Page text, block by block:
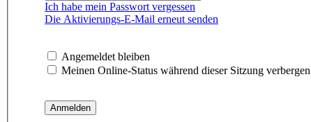
Ich habe mein Passwort vergessen
Die Aktivierungs-E-Mail erneut senden
Angemeldet bleiben
Meinen Online-Status während dieser Sitzung verbergen